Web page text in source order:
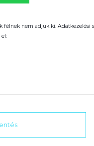
félnek nem adjuk ki. Adatkezelési
el: